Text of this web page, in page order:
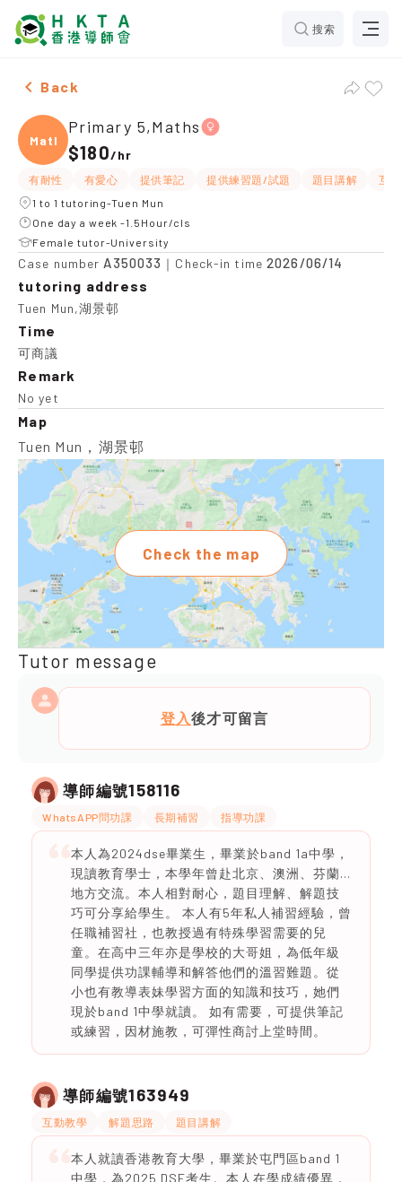
搜索
Female Primary 5,Maths，Tuen Mun Tuition
Back
Maths
Primary 5,Maths
$180/hr
有耐性 有愛心 提供筆記 提供練習題/試題 題目講解
互
1 to 1 tutoring-Tuen Mun
One day a week -1.5Hour/cls
Female tutor-University
Case number A350033 ｜Check-in time2026/06/14
tutoring address
Tuen Mun,湖景邨
Time
可商議
Remark
No yet
Map
Tuen Mun，湖景邨
Check the map
Tutor message
登入後才可留言
導師編號158116
WhatsAPP問功課 長期補習 指導功課
本人為2024dse畢業生，畢業於band 1a中學，
現讀教育學士，本學年曾赴北京、澳洲、芬蘭...
地方交流。本人相對耐心，題目理解、解題技
巧可分享給學生。 本人有5年私人補習經驗，曾
任職補習社，也教授過有特殊學習需要的兒
童。在高中三年亦是學校的大哥姐，為低年級
同學提供功課輔導和解答他們的溫習難題。從
小也有教導表妹學習方面的知識和技巧，她們
現於band 1中學就讀。 如有需要，可提供筆記
或練習，因材施教，可彈性商討上堂時間。
導師編號163949
互動教學 解題思路 題目講解
本人就讀香港教育大學，畢業於屯門區band 1
中學，為2025 DSE考生。本人在學成績優異，